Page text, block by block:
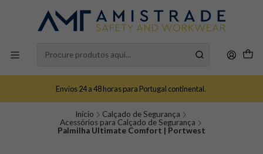
Envios 24 a 48 horas para Portugal continental.
Início
Calçado de Segurança
Acessórios para Calçado de Segurança
Palmilha Ultimate Comfort | Portwest